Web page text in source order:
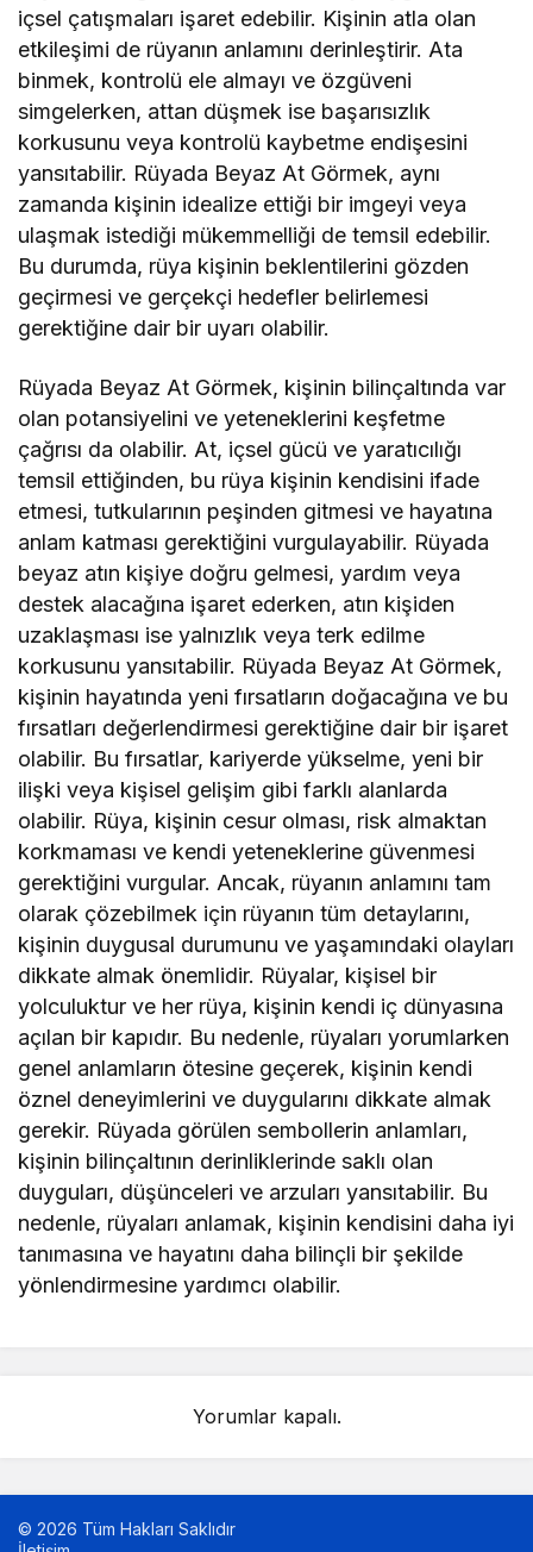
içsel çatışmaları işaret edebilir. Kişinin atla olan
etkileşimi de rüyanın anlamını derinleştirir. Ata
binmek, kontrolü ele almayı ve özgüveni
simgelerken, attan düşmek ise başarısızlık
korkusunu veya kontrolü kaybetme endişesini
yansıtabilir. Rüyada Beyaz At Görmek, aynı
zamanda kişinin idealize ettiği bir imgeyi veya
ulaşmak istediği mükemmelliği de temsil edebilir.
Bu durumda, rüya kişinin beklentilerini gözden
geçirmesi ve gerçekçi hedefler belirlemesi
gerektiğine dair bir uyarı olabilir.
Rüyada Beyaz At Görmek, kişinin bilinçaltında var
olan potansiyelini ve yeteneklerini keşfetme
çağrısı da olabilir. At, içsel gücü ve yaratıcılığı
temsil ettiğinden, bu rüya kişinin kendisini ifade
etmesi, tutkularının peşinden gitmesi ve hayatına
anlam katması gerektiğini vurgulayabilir. Rüyada
beyaz atın kişiye doğru gelmesi, yardım veya
destek alacağına işaret ederken, atın kişiden
uzaklaşması ise yalnızlık veya terk edilme
korkusunu yansıtabilir. Rüyada Beyaz At Görmek,
kişinin hayatında yeni fırsatların doğacağına ve bu
fırsatları değerlendirmesi gerektiğine dair bir işaret
olabilir. Bu fırsatlar, kariyerde yükselme, yeni bir
ilişki veya kişisel gelişim gibi farklı alanlarda
olabilir. Rüya, kişinin cesur olması, risk almaktan
korkmaması ve kendi yeteneklerine güvenmesi
gerektiğini vurgular. Ancak, rüyanın anlamını tam
olarak çözebilmek için rüyanın tüm detaylarını,
kişinin duygusal durumunu ve yaşamındaki olayları
dikkate almak önemlidir. Rüyalar, kişisel bir
yolculuktur ve her rüya, kişinin kendi iç dünyasına
açılan bir kapıdır. Bu nedenle, rüyaları yorumlarken
genel anlamların ötesine geçerek, kişinin kendi
öznel deneyimlerini ve duygularını dikkate almak
gerekir. Rüyada görülen sembollerin anlamları,
kişinin bilinçaltının derinliklerinde saklı olan
duyguları, düşünceleri ve arzuları yansıtabilir. Bu
nedenle, rüyaları anlamak, kişinin kendisini daha iyi
tanımasına ve hayatını daha bilinçli bir şekilde
yönlendirmesine yardımcı olabilir.
Yorumlar kapalı.
© 2026 Tüm Hakları Saklıdır